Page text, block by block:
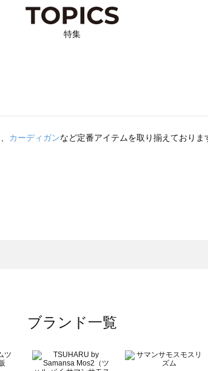
特集
、 カーディガンなど定番アイテムを取り揃えておりま
ブランド一覧